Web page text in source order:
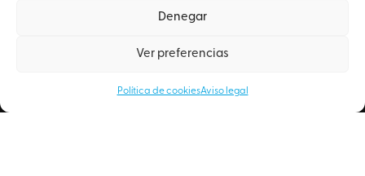
Denegar
Ver preferencias
Política de cookiesAviso legal